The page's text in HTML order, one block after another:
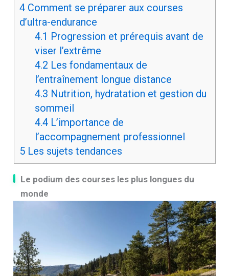
4Comment se préparer aux courses
d’ultra-endurance
4.1 Progression et prérequis avant de
viser l’extrême
4.2 Les fondamentaux de
l’entraînement longue distance
4.3 Nutrition, hydratation et gestion du
sommeil
4.4L’importance de
l’accompagnement professionnel
5Les sujets tendances
Le podium des courses les plus longues du
monde